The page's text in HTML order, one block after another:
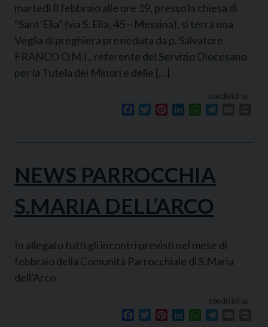
martedì 8 febbraio alle ore 19, presso la chiesa di
“Sant’Elia” (via S. Elia, 45 – Messina), si terrà una
Veglia di preghiera presieduta da p. Salvatore
FRANCO O.M.I., referente del Servizio Diocesano
per la Tutela dei Minori e delle […]
condividi su
Facebook
TwitterPinterestLinkedInWhatsApp
NEWS PARROCCHIA
S.MARIA DELL’ARCO
In allegato tutti gli incontri previsti nel mese di
febbraio della Comunità Parrocchiale di S.Maria
dell’Arco
condividi su
Facebook
TwitterPinterestLinkedInWhatsApp